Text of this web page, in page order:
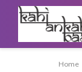
Home